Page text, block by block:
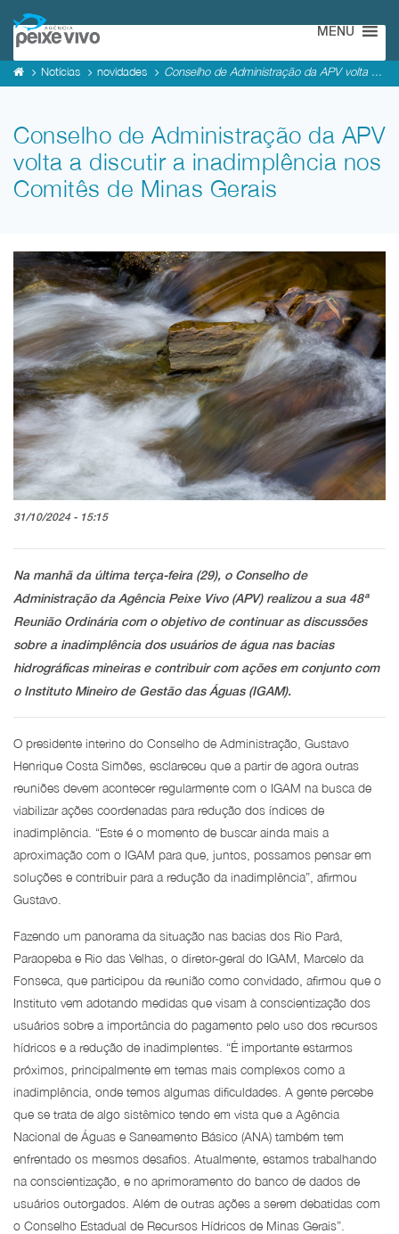
MENU
Notícias novidades Conselho de Administração da APV volta ...
Conselho de Administração da APV
volta a discutir a inadimplência nos
Comitês de Minas Gerais
31/10/2024 - 15:15
Na manhã da última terça-feira (29), o Conselho de
Administração da Agência Peixe Vivo (APV) realizou a sua 48ª
Reunião Ordinária com o objetivo de continuar as discussões
sobre a inadimplência dos usuários de água nas bacias
hidrográficas mineiras e contribuir com ações em conjunto com
o Instituto Mineiro de Gestão das Águas (IGAM).
O presidente interino do Conselho de Administração, Gustavo
Henrique Costa Simões, esclareceu que a partir de agora outras
reuniões devem acontecer regularmente com o IGAM na busca de
viabilizar ações coordenadas para redução dos índices de
inadimplência. “Este é o momento de buscar ainda mais a
aproximação com o IGAM para que, juntos, possamos pensar em
soluções e contribuir para a redução da inadimplência”, afirmou
Gustavo.
Fazendo um panorama da situação nas bacias dos Rio Pará,
Paraopeba e Rio das Velhas, o diretor-geral do IGAM, Marcelo da
Fonseca, que participou da reunião como convidado, afirmou que o
Instituto vem adotando medidas que visam à conscientização dos
usuários sobre a importância do pagamento pelo uso dos recursos
hídricos e a redução de inadimplentes. “É importante estarmos
próximos, principalmente em temas mais complexos como a
inadimplência, onde temos algumas dificuldades. A gente percebe
que se trata de algo sistêmico tendo em vista que a Agência
Nacional de Águas e Saneamento Básico (ANA) também tem
enfrentado os mesmos desafios. Atualmente, estamos trabalhando
na conscientização, e no aprimoramento do banco de dados de
usuários outorgados. Além de outras ações a serem debatidas com
o Conselho Estadual de Recursos Hídricos de Minas Gerais”.